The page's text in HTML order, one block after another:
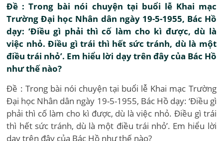
Đề : Trong bài nói chuyện tại buổi lễ Khai mạc
Trường Đại học Nhân dân ngày 19-5-1955, Bác Hồ
dạy: ‘Điều gì phải thì cố làm cho kì được, dù là
việc nhỏ. Điều gì trái thì hết sức tránh, dù là một
điều trái nhỏ’. Em hiểu lời dạy trên đây của Bác Hồ
như thế nào?
Đề : Trong bài nói chuyện tại buổi lễ Khai mạc Trường
Đại học Nhân dân ngày 19-5-1955, Bác Hồ dạy: ‘Điều gì
phải thì cố làm cho kì được, dù là việc nhỏ. Điều gì trái
thì hết sức tránh, dù là một điều trái nhỏ’. Em hiểu lời
dạy trên đây của Bác Hồ như thế nào?